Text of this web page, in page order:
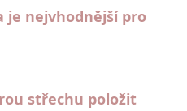
je nejvhodnější pro
střechu položit